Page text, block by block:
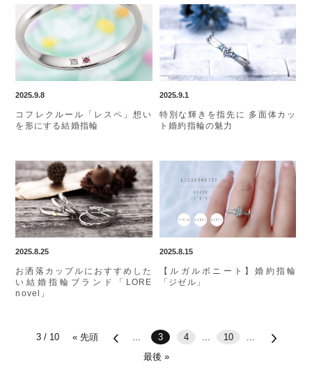
2025.9.8
コフレクルール「レスペ」想い
を形にする結婚指輪
2025.9.1
特別な輝きを指先に 多面体カッ
ト婚約指輪の魅力
2025.8.25
お洒落カップルにおすすめした
い結婚指輪ブランド「LORE
novel」
2025.8.15
【ルガルボニート】婚約指輪
「ジゼル」
3 / 10 « 先頭 3 4 10
最後 »